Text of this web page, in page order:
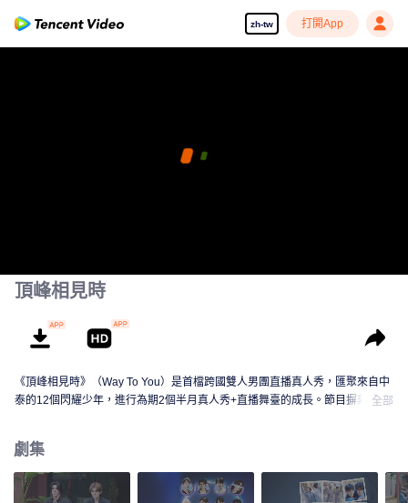
zh-tw 打開App
頂峰相見時
《頂峰相見時》（Way To You）是首檔跨國雙人男團直播真人秀，匯聚來自中
泰的12個閃耀少年，進行為期2個半月真人秀+直播舞臺的成長。節目摒棄傳統
將在全球舞臺上閃耀出道。
全部
劇集